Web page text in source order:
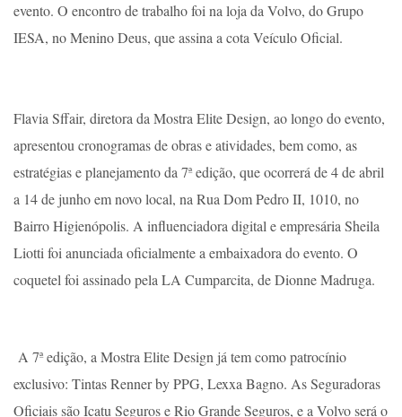
evento. O encontro de trabalho foi na loja da Volvo, do Grupo
IESA, no Menino Deus, que assina a cota Veículo Oficial.
Flavia Sffair, diretora da Mostra Elite Design, ao longo do evento,
apresentou cronogramas de obras e atividades, bem como, as
estratégias e planejamento da 7ª edição, que ocorrerá de 4 de abril
a 14 de junho em novo local, na Rua Dom Pedro II, 1010, no
Bairro Higienópolis. A influenciadora digital e empresária Sheila
Liotti foi anunciada oficialmente a embaixadora do evento. O
coquetel foi assinado pela LA Cumparcita, de Dionne Madruga.
A 7ª edição, a Mostra Elite Design já tem como patrocínio
exclusivo: Tintas Renner by PPG, Lexxa Bagno. As Seguradoras
Oficiais são Icatu Seguros e Rio Grande Seguros, e a Volvo será o